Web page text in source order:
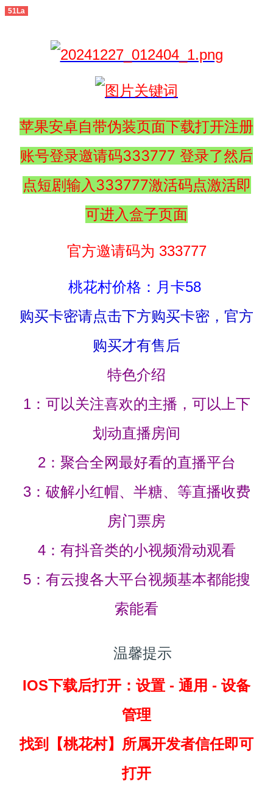
51La
苹果安卓自带伪装页面下载打开注册
账号登录邀请码333777 登录了然后
点短剧输入333777激活码点激活即
可进入盒子页面
官方邀请码为 333777
桃花村价格：月卡58
购买卡密请点击下方购买卡密，官方
购买才有售后
特色介绍
1：可以关注喜欢的主播，可以上下
划动直播房间
2：聚合全网最好看的直播平台
3：破解小红帽、半糖、等直播收费
房门票房
4：有抖音类的小视频滑动观看
5：有云搜各大平台视频基本都能搜
索能看
温馨提示
IOS下载后打开：设置 - 通用 - 设备
管理
找到
【桃花村】所属开发者信任即可
打开